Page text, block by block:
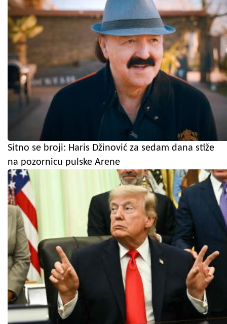
Sitno se broji: Haris Džinović za sedam dana stiže
na pozornicu pulske Arene